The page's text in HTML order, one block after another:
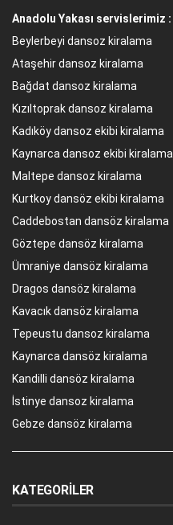
Anadolu Yakası servislerimiz :
Beylerbeyi dansoz kiralama
Ataşehir dansoz kiralama
Bağdat dansoz kiralama
Kızıltoprak dansoz kiralama
Kadıköy dansoz ekibi kiralama
Kaynarca dansoz ekibi kiralama
Maltepe dansoz kiralama
Kurtkoy dansöz ekibi kiralama
Caddebostan dansöz kiralama
Göztepe dansöz kiralama
Ümraniye dansöz kiralama
Dragos dansöz kiralama
Kavacık dansöz kiralama
Tepeustu dansoz kiralama
Kaynarca dansöz kiralama
Kandilli dansöz kiralama
İstinye dansoz kiralama
Gebze dansöz kiralama
KATEGORILER